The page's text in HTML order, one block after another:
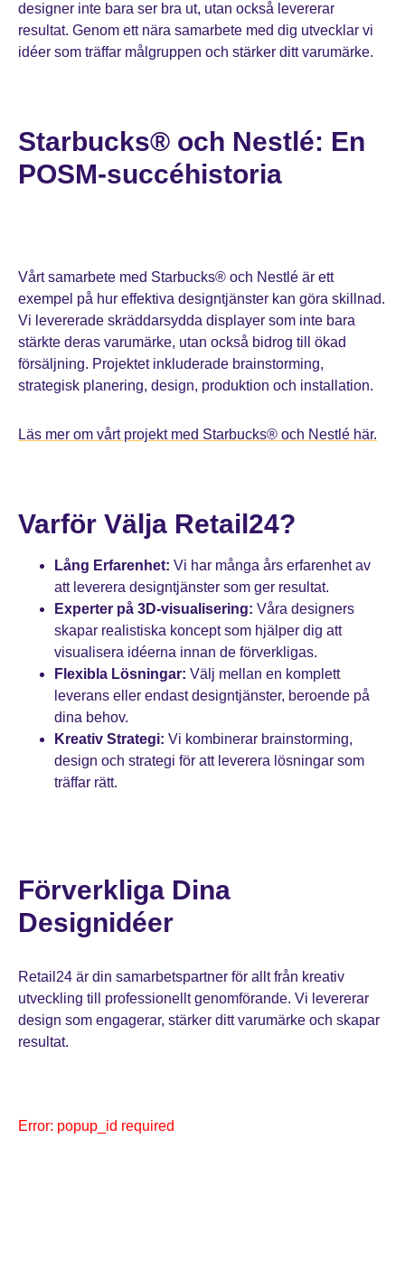
designer inte bara ser bra ut, utan också levererar
resultat. Genom ett nära samarbete med dig utvecklar vi
idéer som träffar målgruppen och stärker ditt varumärke.
Starbucks® och Nestlé: En
POSM-succéhistoria
Vårt samarbete med Starbucks® och Nestlé är ett
exempel på hur effektiva designtjänster kan göra skillnad.
Vi levererade skräddarsydda displayer som inte bara
stärkte deras varumärke, utan också bidrog till ökad
försäljning. Projektet inkluderade brainstorming,
strategisk planering, design, produktion och installation.
Läs mer om vårt projekt med Starbucks® och Nestlé här.
Varför Välja Retail24?
Lång Erfarenhet: Vi har många års erfarenhet av
att leverera designtjänster som ger resultat.
Experter på 3D-visualisering: Våra designers
skapar realistiska koncept som hjälper dig att
visualisera idéerna innan de förverkligas.
Flexibla Lösningar: Välj mellan en komplett
leverans eller endast designtjänster, beroende på
dina behov.
Kreativ Strategi: Vi kombinerar brainstorming,
design och strategi för att leverera lösningar som
träffar rätt.
Förverkliga Dina
Designidéer
Retail24 är din samarbetspartner för allt från kreativ
utveckling till professionellt genomförande. Vi levererar
design som engagerar, stärker ditt varumärke och skapar
resultat.
Error: popup_id required